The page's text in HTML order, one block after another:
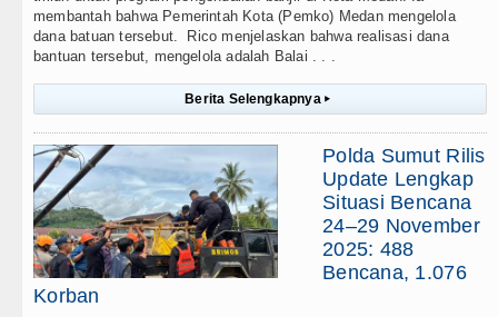
membantah bahwa Pemerintah Kota (Pemko) Medan mengelola
dana batuan tersebut. Rico menjelaskan bahwa realisasi dana
bantuan tersebut, mengelola adalah Balai . . .
Berita Selengkapnya ▸
Polda Sumut Rilis
Update Lengkap
Situasi Bencana
24–29 November
2025: 488
Bencana, 1.076
Korban